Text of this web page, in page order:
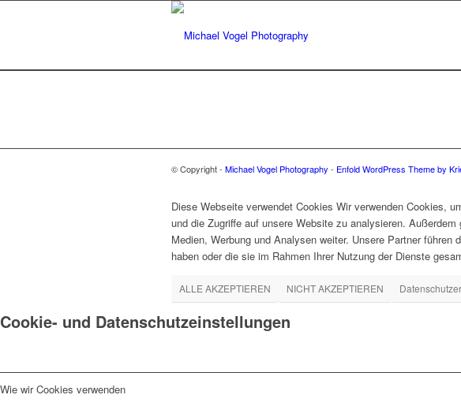
© Copyright - Michael Vogel Photography - Enfold WordPress Theme by
Diese Webseite verwendet Cookies Wir verwenden Cookies,
und die Zugriffe auf unsere Website zu analysieren.
Medien, Werbung und Analysen weiter. Unsere Partner
haben oder die sie im Rahmen Ihrer Nutzung der Dienste
ALLE AKZEPTIEREN NICHT AKZEPTIEREN
Cookie- und Datenschutzeinstellungen
Wie wir Cookies verwenden